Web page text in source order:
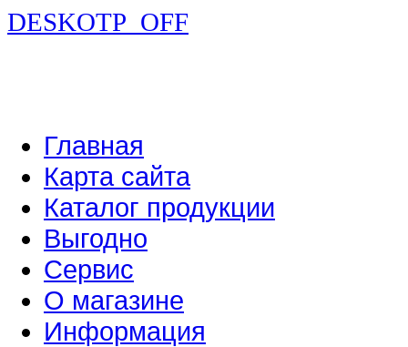
DESKOTP_OFF
Главная
Карта сайта
Каталог продукции
Выгодно
Сервис
О магазине
Информация